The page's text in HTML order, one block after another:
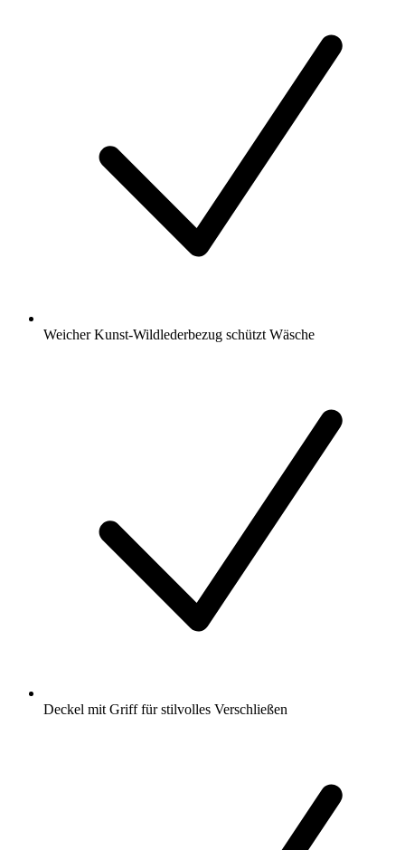
Weicher Kunst-Wildlederbezug schützt Wäsche
Deckel mit Griff für stilvolles Verschließen